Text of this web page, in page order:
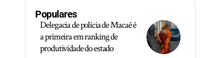
Populares
Delegacia de polícia de Macaé é
a primeira em ranking de
produtividade do estado